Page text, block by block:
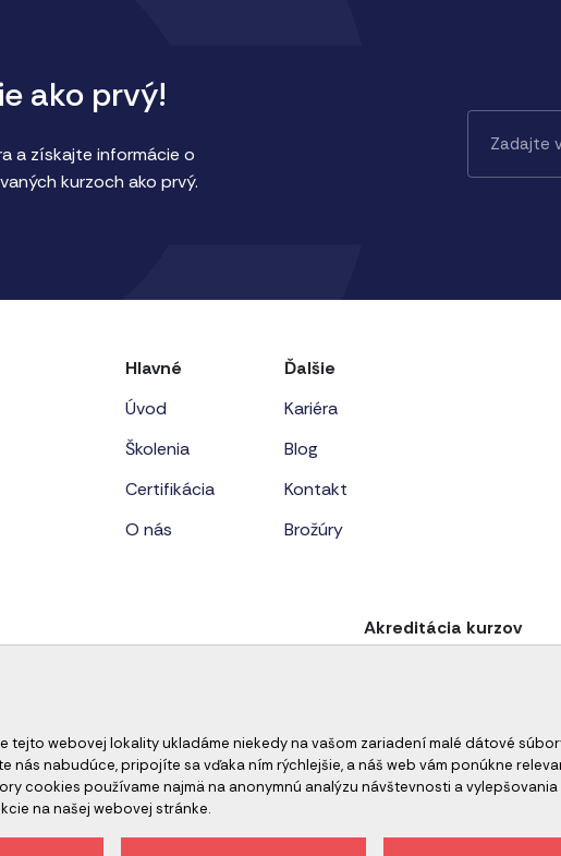
ako prvý!
a získajte informácie o
kurzoch ako prvý.
Hlavné
Úvod
Školenia
Certifikácia
O nás
Ďalšie
Kariéra
Blog
Kontakt
Brožúry
Akreditácia kurzov
osobných údajov
tejto webovej lokality ukladáme niekedy na vašom zariadení malé dátové
nás nabudúce, pripojíte sa vďaka ním rýchlejšie, a náš web vám ponúkne
cookies používame najmä na anonymnú analýzu návštevnosti a
na našej webovej stránke.